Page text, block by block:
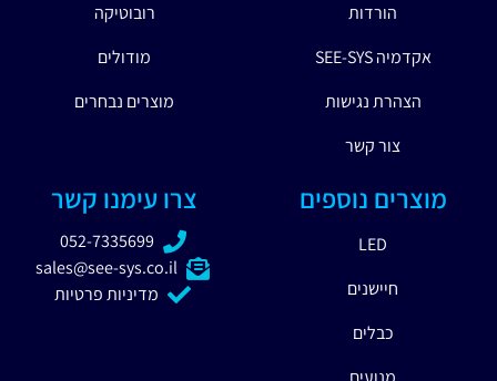
הורדות
אקדמיה SEE-SYS
הצהרת נגישות
צור קשר
רובוטיקה
מודולים
מוצרים נבחרים
מוצרים נוספים
LED
חיישנים
כבלים
צרו עימנו קשר
052-7335699
sales@see-sys.co.il
מדיניות פרטיות